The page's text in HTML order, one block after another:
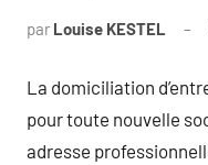
par Louise KESTEL
La domiciliation
pour toute nouvelle
adresse